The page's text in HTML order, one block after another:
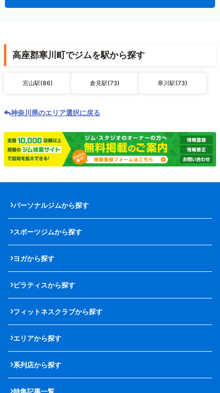
高座郡寒川町でジムを駅から探す
宮山駅(86) 倉見駅(73) 寒川駅(73)
神奈川県のエリア選択に戻る
パーソナルジムから探す
スポーツジムから探す
ヨガから探す
ピラティスから探す
フィットネスクラブから探す
エリアから探す
系列店から探す
特集記事一覧